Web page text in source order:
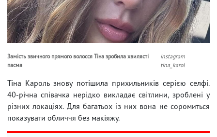
Замість звичного прямого волосся Тіна зробила хвилясті
пасма
instagram
tina_karol
Тіна Кароль знову потішила прихильників серією селфі.
40-річна співачка нерідко викладає світлини, зроблені у
різних локаціях. Для багатьох із них вона не соромиться
показувати обличчя без макіяжу.